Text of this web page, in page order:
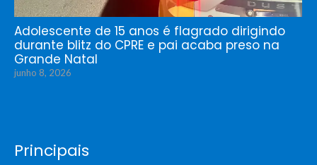
Adolescente de 15 anos é flagrado dirigindo
durante blitz do CPRE e pai acaba preso na
Grande Natal
junho 8, 2026
Principais